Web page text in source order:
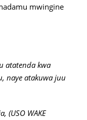
mwingine
atatenda kwa
naye atakuwa juu
(USO WAKE